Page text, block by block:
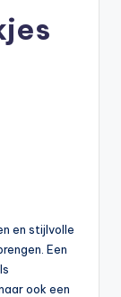
en stijlvolle
Een
ook een